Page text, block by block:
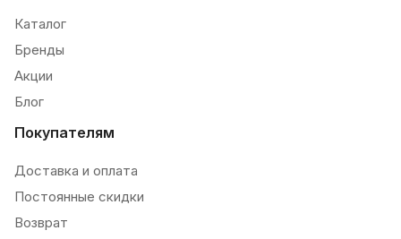
Каталог
Бренды
Акции
Блог
Покупателям
Доставка и оплата
Постоянные скидки
Возврат